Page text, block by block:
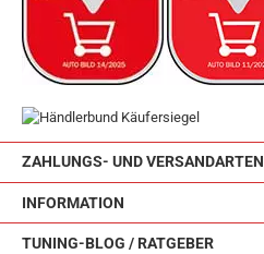
ZAHLUNGS- UND VERSANDARTEN
INFORMATION
TUNING-BLOG / RATGEBER